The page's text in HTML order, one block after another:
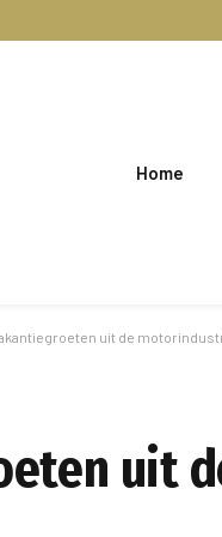
Home
uit de
uit